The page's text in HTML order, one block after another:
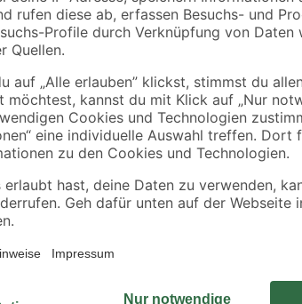
Diese Kette ist
Außenbereich,